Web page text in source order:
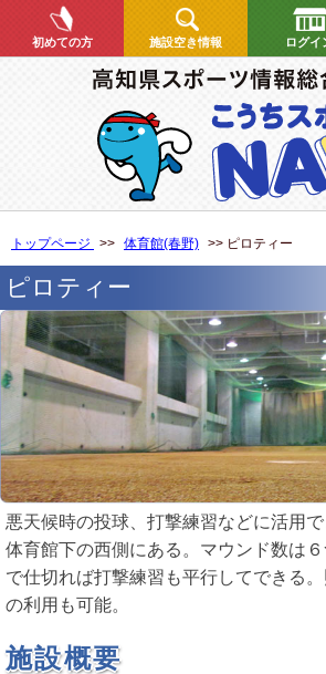
初めての方 施設空き情報 ログイ
トップページ >> 体育館(春野) >> ピロティー
ピロティー
悪天候時の投球、打撃練習などに活用で
体育館下の西側にある。マウンド数は
で仕切れば打撃練習も平行してできる
の利用も可能。
施設概要